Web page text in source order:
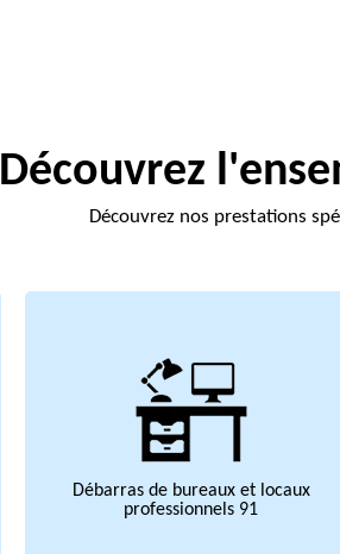
Découvrez
Découvrez nos prestations
Débarras de bureaux et locaux
professionnels 91